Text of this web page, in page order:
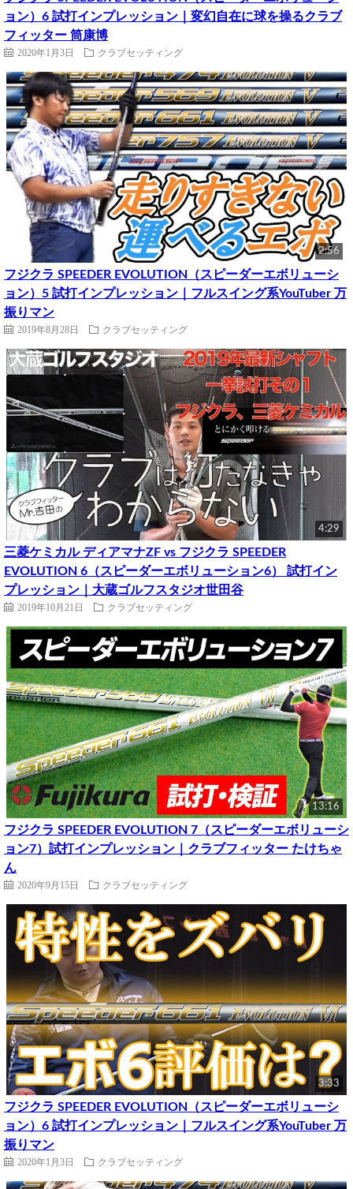
ョン）6 試打インプレッション｜変幻自在に球を操るクラブ
フィッター 筒康博
2020年1月3日 クラブセッティング
2:56
フジクラ SPEEDER EVOLUTION（スピーダーエボリューシ
ョン）5 試打インプレッション｜フルスイング系YouTuber 万
振りマン
2019年8月28日 クラブセッティング
4:29
三菱ケミカル ディアマナZF vs フジクラ SPEEDER
EVOLUTION 6（スピーダーエボリューション6） 試打イン
プレッション｜大蔵ゴルフスタジオ世田谷
2019年10月21日 クラブセッティング
13:16
フジクラ SPEEDER EVOLUTION 7（スピーダーエボリューシ
ョン7）試打インプレッション｜クラブフィッター たけちゃ
ん
2020年9月15日 クラブセッティング
3:33
フジクラ SPEEDER EVOLUTION（スピーダーエボリューシ
ョン）6 試打インプレッション｜フルスイング系YouTuber 万
振りマン
2020年1月3日 クラブセッティング